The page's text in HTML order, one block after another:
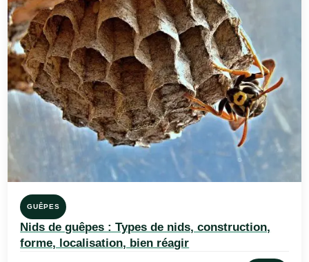
GUÊPES
Nids de guêpes : Types de nids, construction,
forme, localisation, bien réagir